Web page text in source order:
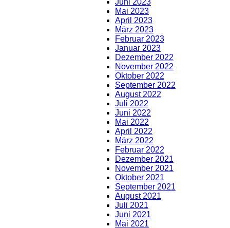
Juni 2023
Mai 2023
April 2023
März 2023
Februar 2023
Januar 2023
Dezember 2022
November 2022
Oktober 2022
September 2022
August 2022
Juli 2022
Juni 2022
Mai 2022
April 2022
März 2022
Februar 2022
Dezember 2021
November 2021
Oktober 2021
September 2021
August 2021
Juli 2021
Juni 2021
Mai 2021